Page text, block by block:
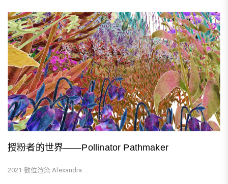
授粉者的世界——Pollinator Pathmaker
2021 數位渲染 Alexandra ...